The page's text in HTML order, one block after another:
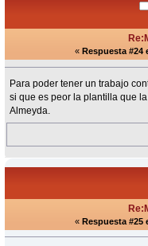
« Respuesta #24
Para poder tener un trabajo
si que es peor la plantilla que
Almeyda.
« Respuesta #25